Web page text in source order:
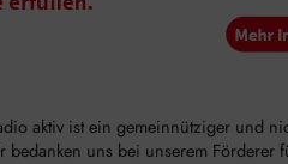
aktiv ist ein gemeinnütziger und
bedanken uns bei unserem Förderer